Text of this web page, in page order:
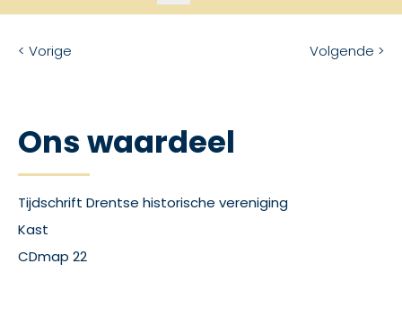
< Vorige Volgende >
Ons waardeel
Tijdschrift Drentse historische vereniging
Kast
CDmap 22